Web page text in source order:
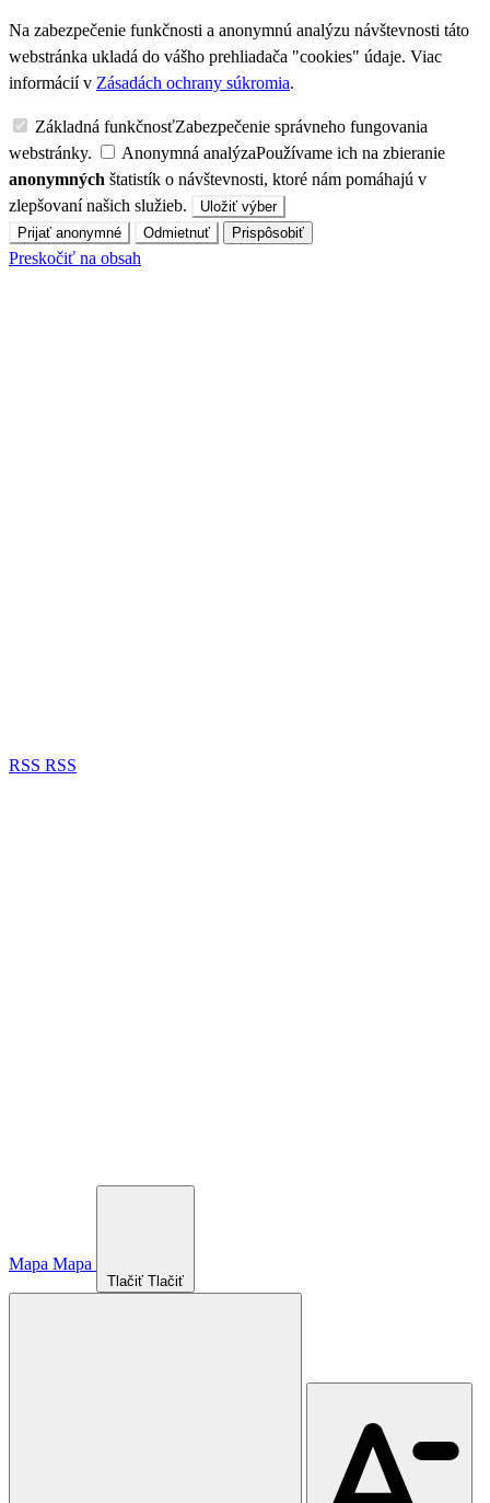
Na zabezpečenie funkčnosti a anonymnú analýzu návštevnosti táto
webstránka ukladá do vášho prehliadača "cookies" údaje. Viac
informácií v Zásadách ochrany súkromia.
Základná funkčnosťZabezpečenie správneho fungovania
webstránky.
Anonymná analýzaPoužívame ich na zbieranie
anonymných štatistík o návštevnosti, ktoré nám pomáhajú v
zlepšovaní našich služieb.
Uložiť výber
Prijať anonymné
Odmietnuť Prispôsobiť
Preskočiť na obsah
RSS RSS
Mapa Mapa
Tlačiť Tlačiť